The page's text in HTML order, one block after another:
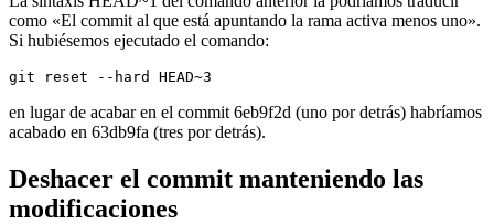
como «El commit al que está apuntando la rama activa menos uno».
Si hubiésemos ejecutado el comando:
git reset --hard HEAD~3
en lugar de acabar en el commit 6eb9f2d (uno por detrás) habríamos
acabado en 63db9fa (tres por detrás).
Deshacer el commit manteniendo las
modificaciones